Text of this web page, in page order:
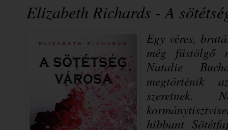
Elizabeth Richards - A
Egy véres,
még füstölgő
Natalie
megtörténik
hibbant